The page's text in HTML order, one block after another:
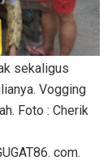
sekaligus
Vogging
Foto : Cherik
com.